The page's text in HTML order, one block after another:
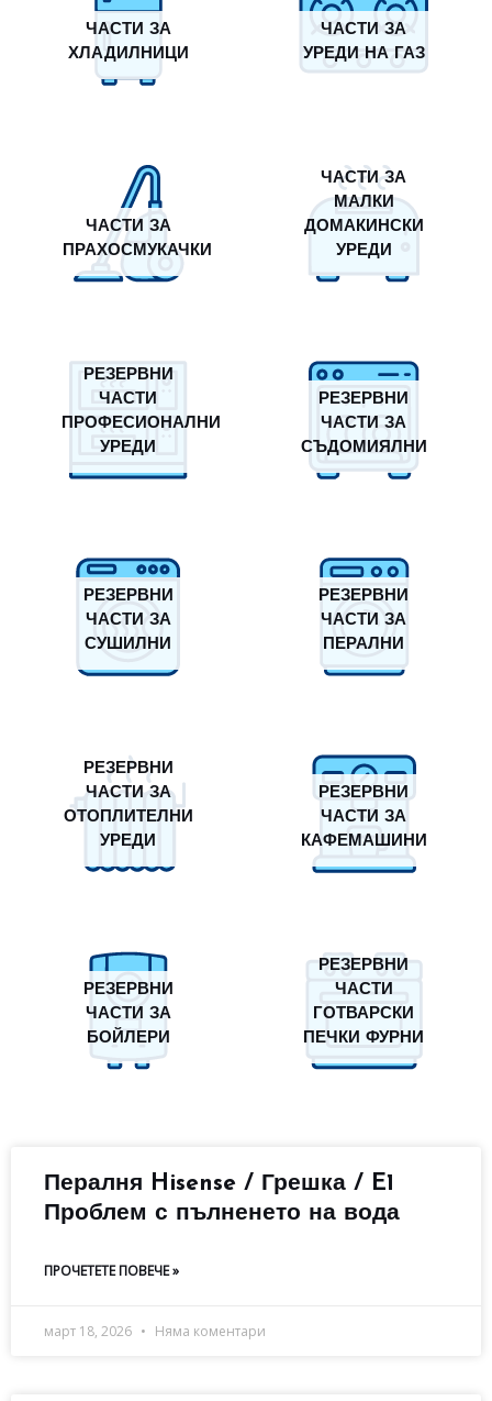
ЧАСТИ ЗА
ХЛАДИЛНИЦИ
ЧАСТИ ЗА
УРЕДИ НА ГАЗ
ЧАСТИ ЗА
ПРАХОСМУКАЧКИ
ЧАСТИ ЗА
МАЛКИ
ДОМАКИНСКИ
УРЕДИ
РЕЗЕРВНИ
ЧАСТИ
ПРОФЕСИОНАЛНИ
УРЕДИ
РЕЗЕРВНИ
ЧАСТИ ЗА
СЪДОМИЯЛНИ
РЕЗЕРВНИ
ЧАСТИ ЗА
СУШИЛНИ
РЕЗЕРВНИ
ЧАСТИ ЗА
ПЕРАЛНИ
РЕЗЕРВНИ
ЧАСТИ ЗА
ОТОПЛИТЕЛНИ
УРЕДИ
РЕЗЕРВНИ
ЧАСТИ ЗА
КАФЕМАШИНИ
РЕЗЕРВНИ
ЧАСТИ ЗА
БОЙЛЕРИ
РЕЗЕРВНИ
ЧАСТИ
ГОТВАРСКИ
ПЕЧКИ ФУРНИ
Пералня Hisense / Грешка / E1
Проблем с пълненето на вода
ПРОЧЕТЕТЕ ПОВЕЧЕ »
март 18, 2026 Няма коментари